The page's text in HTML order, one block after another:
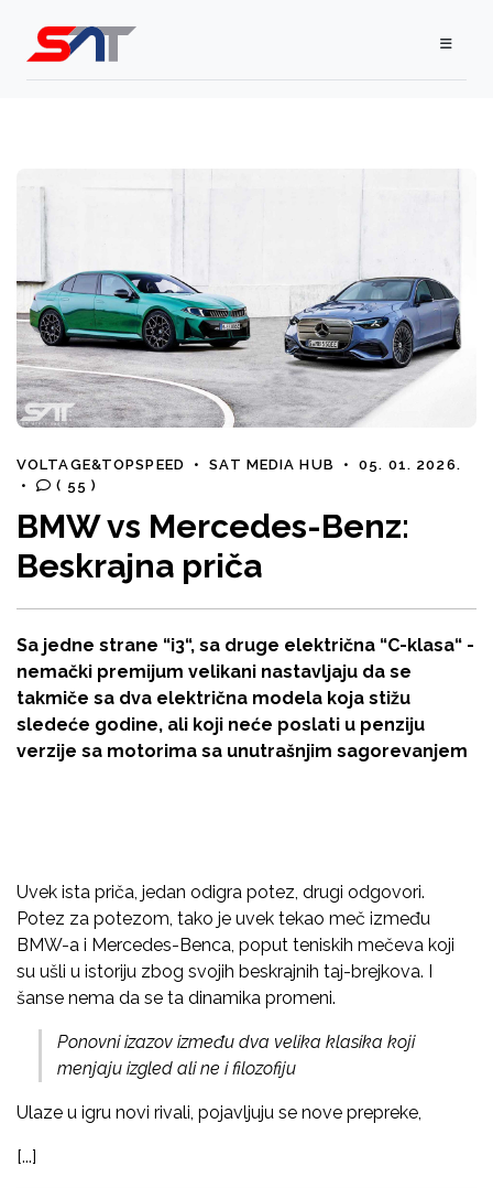
VOLTAGE&TOPSPEED • SAT MEDIA HUB •
05. 01. 2026.
•
( 55 )
BMW vs Mercedes-Benz:
Beskrajna priča
Sa jedne strane “i3“, sa druge električna “C-klasa“ -
nemački premijum velikani nastavljaju da se
takmiče sa dva električna modela koja stižu
sledeće godine, ali koji neće poslati u penziju
verzije sa motorima sa unutrašnjim sagorevanjem
Uvek ista priča, jedan odigra potez, drugi odgovori.
Potez za potezom, tako je uvek tekao meč između
BMW-a i Mercedes-Benca, poput teniskih mečeva koji
su ušli u istoriju zbog svojih beskrajnih taj-brejkova. I
šanse nema da se ta dinamika promeni.
Ponovni izazov između dva velika klasika koji
menjaju izgled ali ne i filozofiju
Ulaze u igru novi rivali, pojavljuju se nove prepreke,
[...]